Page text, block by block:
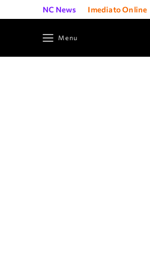
NC News Imediato Online
Menu